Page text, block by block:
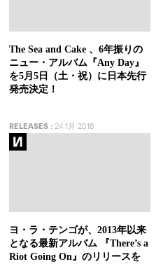
The Sea and Cake 、6年振りの
ニュー・アルバム『Any Day』
を5月5日（土・祝）に日本先行
発売決定！
RELEASES : 24 1月 2018
ヨ・ラ・テンゴが、2013年以来
となる最新アルバム 『There’s a
Riot Going On』のリリースを